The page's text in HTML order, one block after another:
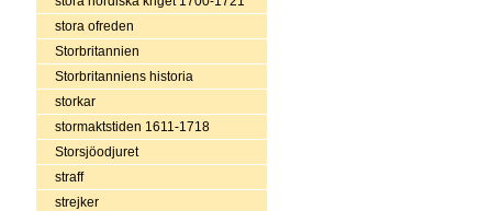
stora ofreden
Storbritannien
Storbritanniens historia
storkar
stormaktstiden 1611-1718
Storsjöodjuret
straff
strejker